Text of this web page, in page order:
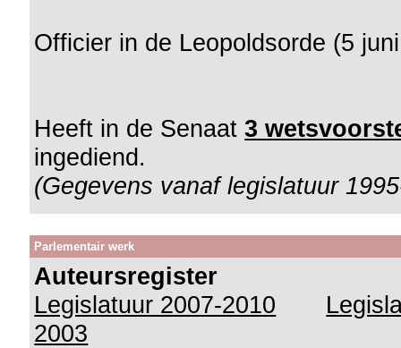
Officier in de Leopoldsorde (5
Heeft in de Senaat3
ingediend.
(Gegevens vanaf legislatuur
Parlementair werk
Auteursregister
Legislatuur 2007-2010
2003